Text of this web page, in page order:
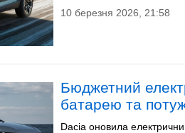
10 березня 2026, 21:58
Бюджетний
батарею та
Dacia оновила